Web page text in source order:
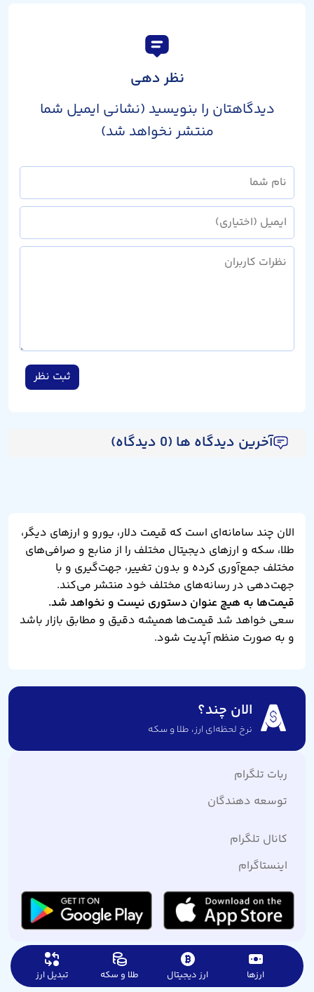
ارزها ارز دیجیتال طلا و سکه تبدیل ارز
نظر دهی
دیدگاهتان را بنویسید (نشانی ایمیل شما
منتشر نخواهد شد)
ثبت نظر
آخرین دیدگاه ها (0 دیدگاه)
الان چند سامانه‌ای است که قیمت دلار، یورو و ارزهای دیگر،
طلا، سکه و ارزهای دیجیتال مختلف را از منابع و صرافی‌های
مختلف جمع‌آوری کرده و بدون تغییر، جهت‌گیری و با
جهت‌دهی در رسانه‌های مختلف خود منتشر می‌کند.
قیمت‌ها به هیچ عنوان دستوری نیست و نخواهد شد.
سعی خواهد شد قیمت‌ها همیشه دقیق و مطابق بازار باشد
و به صورت منظم آپدیت شود.
الان چند؟
نرخ لحظه‌ای ارز،‌ طلا و سکه
ربات تلگرام
توسعه دهندگان
کانال تلگرام
اینستاگرام